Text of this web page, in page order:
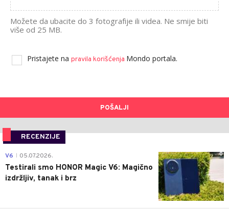
Možete da ubacite do 3 fotografije ili videa. Ne smije biti
više od 25 MB.
Pristajete na pravila korišćenja Mondo portala.
POŠALJI
RECENZIJE
0
V6 05.07.2026.
Testirali smo HONOR Magic V6: Magično
izdržljiv, tanak i brz